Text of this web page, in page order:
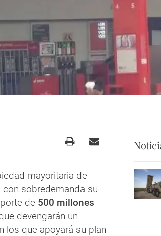
mayoritaria de
con sobredemanda su
de 500 millones
devengarán un
los que apoyará su plan